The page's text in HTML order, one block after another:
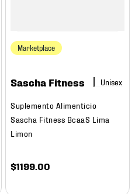
Marketplace
Sascha Fitness
Suplemento Alimenticio
Sascha Fitness BcaaS Lima
Limon
$1199 .00